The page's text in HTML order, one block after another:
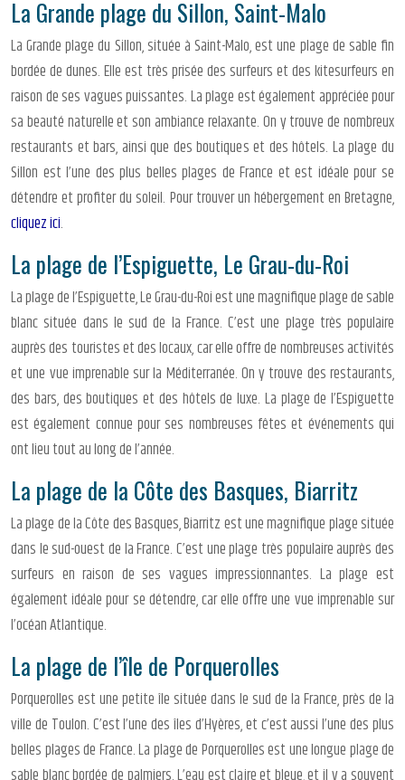
La Grande plage du Sillon, Saint-Malo
La Grande plage du Sillon, située à Saint-Malo, est une plage de sable fin
bordée de dunes. Elle est très prisée des surfeurs et des kitesurfeurs en
raison de ses vagues puissantes. La plage est également appréciée pour
sa beauté naturelle et son ambiance relaxante. On y trouve de nombreux
restaurants et bars, ainsi que des boutiques et des hôtels. La plage du
Sillon est l’une des plus belles plages de France et est idéale pour se
détendre et profiter du soleil. Pour trouver un hébergement en Bretagne,
cliquez ici.
La plage de l’Espiguette, Le Grau-du-Roi
La plage de l’Espiguette, Le Grau-du-Roi est une magnifique plage de sable
blanc située dans le sud de la France. C’est une plage très populaire
auprès des touristes et des locaux, car elle offre de nombreuses activités
et une vue imprenable sur la Méditerranée. On y trouve des restaurants,
des bars, des boutiques et des hôtels de luxe. La plage de l’Espiguette
est également connue pour ses nombreuses fêtes et événements qui
ont lieu tout au long de l’année.
La plage de la Côte des Basques, Biarritz
La plage de la Côte des Basques, Biarritz est une magnifique plage située
dans le sud-ouest de la France. C’est une plage très populaire auprès des
surfeurs en raison de ses vagues impressionnantes. La plage est
également idéale pour se détendre, car elle offre une vue imprenable sur
l’océan Atlantique.
La plage de l’île de Porquerolles
Porquerolles est une petite île située dans le sud de la France, près de la
ville de Toulon. C’est l’une des îles d’Hyères, et c’est aussi l’une des plus
belles plages de France. La plage de Porquerolles est une longue plage de